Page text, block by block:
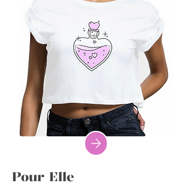
Pour Elle